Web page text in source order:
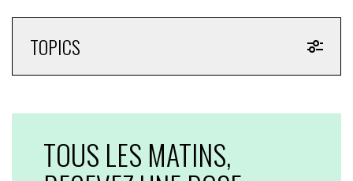
TOPICS
TOUS LES MATINS,